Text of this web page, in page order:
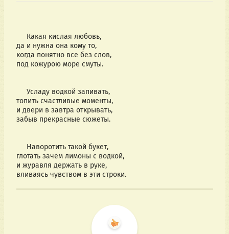
Какая кислая любовь,
да и нужна она кому то,
когда понятно все без слов,
под кожурою море смуты.
Усладу водкой запивать,
топить счастливые моменты,
и двери в завтра открывать,
забыв прекрасные сюжеты.
Наворотить такой букет,
глотать зачем лимоны с водкой,
и журавля держать в руке,
вливаясь чувством в эти строки.